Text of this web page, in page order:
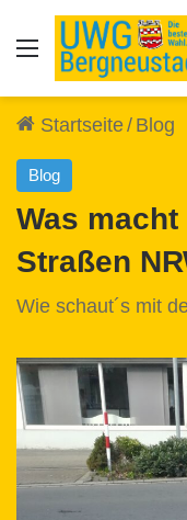
Auswahl
Startseite/ Blog
Blog
Was
Straßen
Wie schaut´s mit